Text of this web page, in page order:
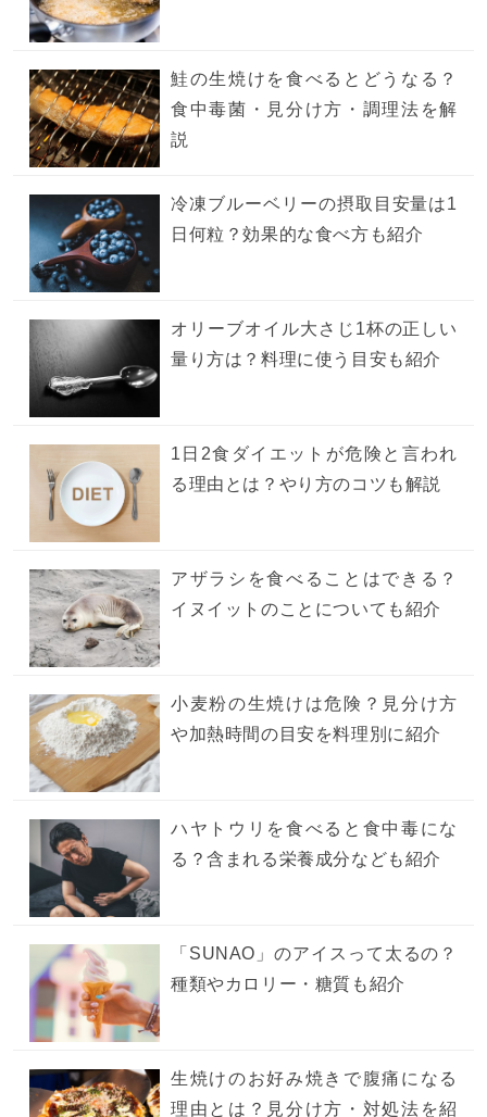
鮭の生焼けを食べるとどうなる？
食中毒菌・見分け方・調理法を解
説
冷凍ブルーベリーの摂取目安量は1
日何粒？効果的な食べ方も紹介
オリーブオイル大さじ1杯の正しい
量り方は？料理に使う目安も紹介
1日2食ダイエットが危険と言われ
る理由とは？やり方のコツも解説
アザラシを食べることはできる？
イヌイットのことについても紹介
小麦粉の生焼けは危険？見分け方
や加熱時間の目安を料理別に紹介
ハヤトウリを食べると食中毒にな
る？含まれる栄養成分なども紹介
「SUNAO」のアイスって太るの？
種類やカロリー・糖質も紹介
生焼けのお好み焼きで腹痛になる
理由とは？見分け方・対処法を紹